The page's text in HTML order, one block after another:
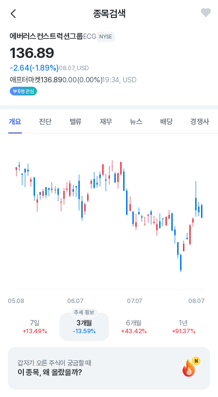
종목검색
에버러스컨스트럭션그룹ECG NYSE
136.89
-2.64(-1.89%)08.07, USD
애프터마켓136.890.00(0.00%)19:34, USD
6명 관심
개요 진단 밸류 재무 뉴스 배당 경쟁사
View as data table, Chart
The chart has 1 X axis displaying Time. Data ranges from
The chart has 1 Y axis displaying values. Data ranges from
05.08 06.07 07.07 08.07
End of interactive chart.
7일
+13.49%
3개월
-13.59%
추세 횡보
6개월
+43.42%
1년
+91.37%
N
갑자기 오른 주식이 궁금할 때
이 종목, 왜 올랐을까?